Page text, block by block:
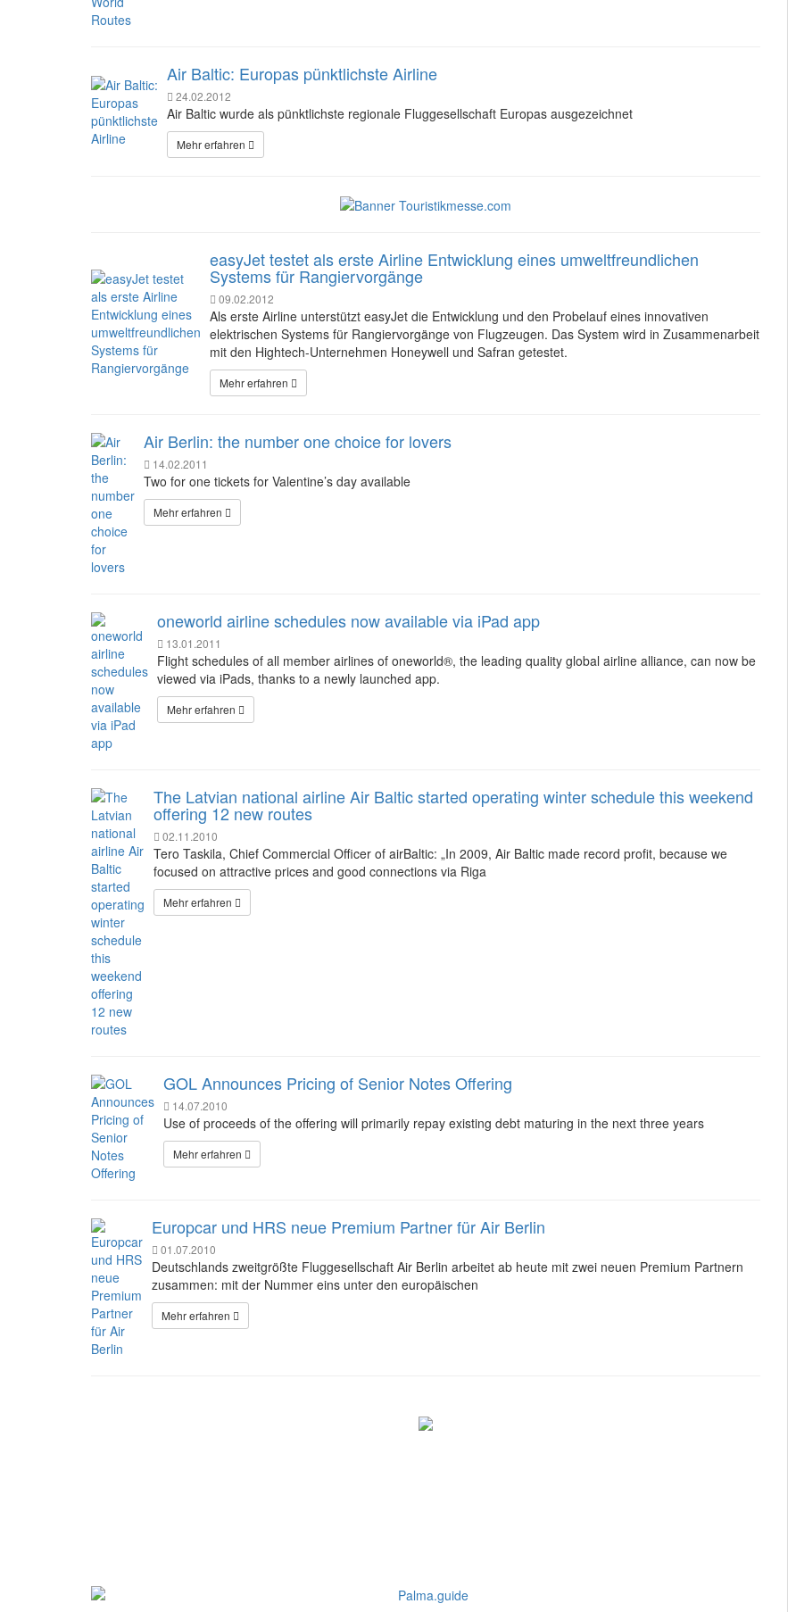
Air Baltic: Europas pünktlichste Airline
24.02.2012
Air Baltic wurde als pünktlichste regionale Fluggesellschaft Europas ausgezeichnet
Mehr erfahren
easyJet testet als erste Airline Entwicklung eines umweltfreundlichen
Systems für Rangiervorgänge
09.02.2012
Als erste Airline unterstützt easyJet die Entwicklung und den Probelauf eines innovativen
elektrischen Systems für Rangiervorgänge von Flugzeugen. Das System wird in Zusammenarbeit
mit den Hightech-Unternehmen Honeywell und Safran getestet.
Mehr erfahren
Air Berlin: the number one choice for lovers
14.02.2011
Two for one tickets for Valentine’s day available
Mehr erfahren
oneworld airline schedules now available via iPad app
13.01.2011
Flight schedules of all member airlines of oneworld®, the leading quality global airline alliance, can now be
viewed via iPads, thanks to a newly launched app.
Mehr erfahren
The Latvian national airline Air Baltic started operating winter schedule this weekend
offering 12 new routes
02.11.2010
Tero Taskila, Chief Commercial Officer of airBaltic: „In 2009, Air Baltic made record profit, because we
focused on attractive prices and good connections via Riga
Mehr erfahren
GOL Announces Pricing of Senior Notes Offering
14.07.2010
Use of proceeds of the offering will primarily repay existing debt maturing in the next three years
Mehr erfahren
Europcar und HRS neue Premium Partner für Air Berlin
01.07.2010
Deutschlands zweitgrößte Fluggesellschaft Air Berlin arbeitet ab heute mit zwei neuen Premium Partnern
zusammen: mit der Nummer eins unter den europäischen
Mehr erfahren